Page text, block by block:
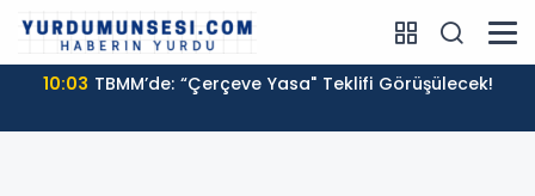
10:03 TBMM’de: “Çerçeve Yasa" Teklifi Görüşülecek!